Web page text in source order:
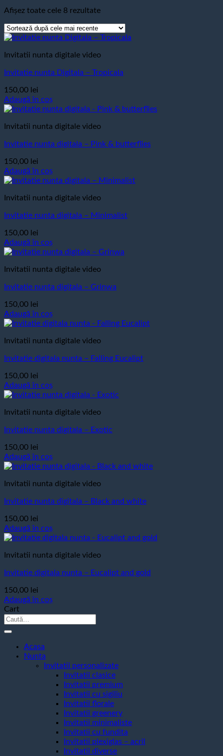
Afișez toate cele 8 rezultateSortat
mai
Invitatii nunta digitale video
Invitatie nunta Digitala – Tropicala
150,00 lei
Adaugă în coș
Invitatii nunta digitale video
Invitatie nunta digitala – Pink & butterflies
150,00 lei
Adaugă în coș
Invitatii nunta digitale video
Invitatie nunta digitala – Minimalist
150,00 lei
Adaugă în coș
Invitatii nunta digitale video
Invitatie nunta digitala – Grinwa
150,00 lei
Adaugă în coș
Invitatii nunta digitale video
Invitatie digitala nunta – Falling Eucalipt
150,00 lei
Adaugă în coș
Invitatii nunta digitale video
Invitatie nunta digitala – Exotic
150,00 lei
Adaugă în coș
Invitatii nunta digitale video
Invitatie nunta digitala – Black and white
150,00 lei
Adaugă în coș
Invitatii nunta digitale video
Invitatie digitala nunta – Eucalipt and gold
150,00 lei
Adaugă în coș
Cart
Caută
Acasa
Nunta
Invitatii personalizate
Invitatii clasice
Invitatii premium
Invitatii cu sigiliu
Invitatii florale
Invitatii greenery
Invitatii minimaliste
Invitatii cu fundita
Invitatii plexiglas – acril
Invitatii diverse